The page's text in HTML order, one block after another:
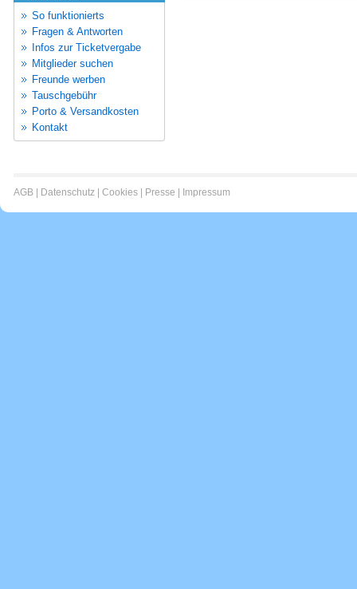
So funktionierts
Fragen & Antworten
Infos zur Ticketvergabe
Mitglieder suchen
Freunde werben
Tauschgebühr
Porto & Versandkosten
Kontakt
AGB Datenschutz Cookies Presse Impressum